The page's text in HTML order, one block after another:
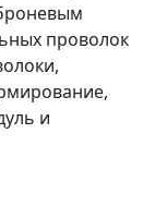
проволок
и